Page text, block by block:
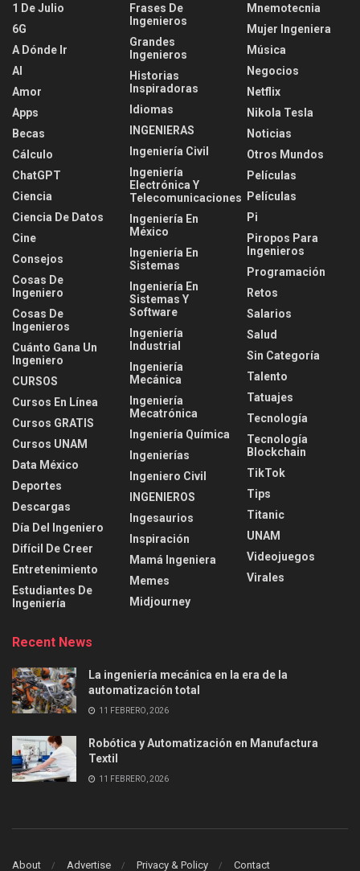
1 De Julio
6G
A Dónde Ir
AI
Amor
Apps
Becas
Cálculo
ChatGPT
Ciencia
Ciencia De Datos
Cine
Consejos
Cosas De
Ingeniero
Cosas De
Ingenieros
Cuánto Gana Un
Ingeniero
CURSOS
Cursos En Línea
Cursos GRATIS
Cursos UNAM
Data México
Deportes
Descargas
Día Del Ingeniero
Difícil De Creer
Entretenimiento
Estudiantes De
Ingeniería
Frases De
Ingenieros
Grandes
Ingenieros
Historias
Inspiradoras
Idiomas
INGENIERAS
Ingeniería Civil
Ingeniería
Electrónica Y
Telecomunicaciones
Ingeniería En
México
Ingeniería En
Sistemas
Ingeniería En
Sistemas Y
Software
Ingeniería
Industrial
Ingeniería
Mecánica
Ingeniería
Mecatrónica
Ingeniería Química
Ingenierías
Ingeniero Civil
INGENIEROS
Ingesaurios
Inspiración
Mamá Ingeniera
Memes
Midjourney
Mnemotecnia
Mujer Ingeniera
Música
Negocios
Netflix
Nikola Tesla
Noticias
Otros Mundos
Películas
Películas
Pi
Piropos Para
Ingenieros
Programación
Retos
Salarios
Salud
Sin Categoría
Talento
Tatuajes
Tecnología
Tecnología
Blockchain
TikTok
Tips
Titanic
UNAM
Videojuegos
Virales
Recent News
La ingeniería mecánica en la era de la
automatización total
11 FEBRERO, 2026
Robótica y Automatización en Manufactura
Textil
11 FEBRERO, 2026
About Advertise Privacy & Policy Contact